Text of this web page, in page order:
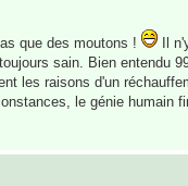
que des moutons !
Il
sain. Bien entendu
les raisons d'un
le génie humain